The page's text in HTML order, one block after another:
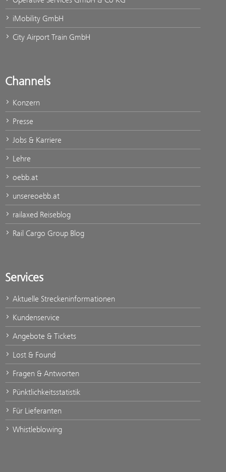
iMobility GmbH
City Airport Train GmbH
Channels
Konzern
Presse
Jobs & Karriere
Lehre
oebb.at
unsereoebb.at
railaxed Reiseblog
Rail Cargo Group Blog
Services
Aktuelle Streckeninformationen
Kundenservice
Angebote & Tickets
Lost & Found
Fragen & Antworten
Pünktlichkeitsstatistik
Für Lieferanten
Whistleblowing